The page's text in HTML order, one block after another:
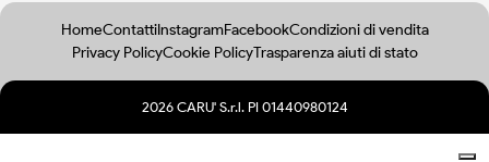
HomeContattiInstagramFacebookCondizioni di vendita
Privacy PolicyCookie PolicyTrasparenza aiuti di stato
2026 CARU' S.r.l. PI 01440980124